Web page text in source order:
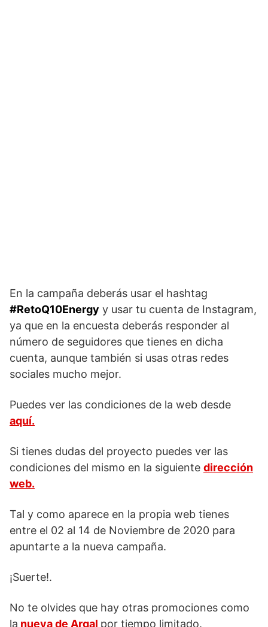
En la campaña deberás usar el hashtag
#RetoQ10Energy y usar tu cuenta de Instagram,
ya que en la encuesta deberás responder al
número de seguidores que tienes en dicha
cuenta, aunque también si usas otras redes
sociales mucho mejor.
Puedes ver las condiciones de la web desde
aquí.
Si tienes dudas del proyecto puedes ver las
condiciones del mismo en la siguiente dirección
web.
Tal y como aparece en la propia web tienes
entre el 02 al 14 de Noviembre de 2020 para
apuntarte a la nueva campaña.
¡Suerte!.
No te olvides que hay otras promociones como
la nueva de Argal por tiempo limitado.